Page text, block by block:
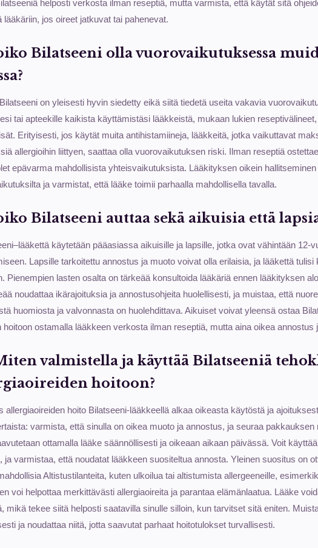
helposti verkosta ilman reseptiä, mutta varmista, että käytät sitä
lääkäriin, jos oireet jatkuvat tai pahenevat.
Bilatseeni olla vuorovaikutuksessa
on yleisesti hyvin siedetty eikä siitä tiedetä useita vakavia
tai apteekille kaikista käyttämistäsi lääkkeistä, mukaan lukien
Erityisesti, jos käytät muita antihistamiineja, lääkkeitä, jotka vaikuttavat
allergioihin liittyen, saattaa olla vuorovaikutuksen riski. Ilman reseptiä
epävarma mahdollisista yhteisvaikutuksista. Lääkityksen oikein
ja varmistat, että lääke toimii parhaalla mahdollisella tavalla.
Bilatseeni auttaa sekä aikuisia että
käytetään pääasiassa aikuisille ja lapsille, jotka ovat vähintään 12-
Lapsille tarkoitettu annostus ja muoto voivat olla erilaisia, ja lääkettä
Pienempien lasten osalta on tärkeää konsultoida lääkäriä ennen lääkityksen
noudattaa ikärajoituksia ja annostusohjeita huolellisesti, ja muistaa, että
huomiosta ja valvonnasta on huolehdittava. Aikuiset voivat yleensä ostaa
hoitoon ostamalla lääkkeen verkosta ilman reseptiä, mutta aina oikea annostus
valmistella ja käyttää Bilatseeniä
hoitoon?
allergiaoireiden hoito Bilatseeni-lääkkeellä alkaa oikeasta käytöstä ja
varmista, että sinulla on oikea muoto ja annostus, ja seuraa pakkauksen
ottamalla lääke säännöllisesti ja oikeaan aikaan päivässä. Voit
ja varmistaa, että noudatat lääkkeen suositeltua annosta. Yleinen suositus on
Altistustilanteita, kuten ulkoilua tai altistumista allergeeneille,
voi helpottaa merkittävästi allergiaoireita ja parantaa elämänlaatua. Lääke
mikä tekee siitä helposti saatavilla sinulle silloin, kun tarvitset sitä eniten.
ja noudattaa niitä, jotta saavutat parhaat hoitotulokset turvallisesti.